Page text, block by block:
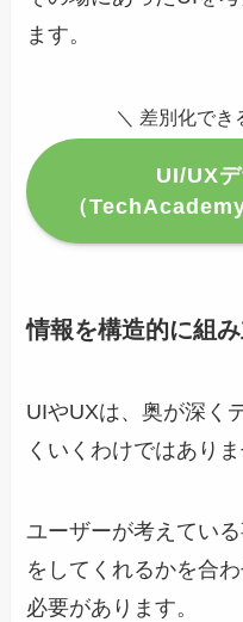
ます。
＼ 差別化でき
UI/UX
（
情報を構造的に組
UIやUXは、奥が深く
くいくわけではありま
ユーザーが考えてい
をしてくれるかを合
必要があります。